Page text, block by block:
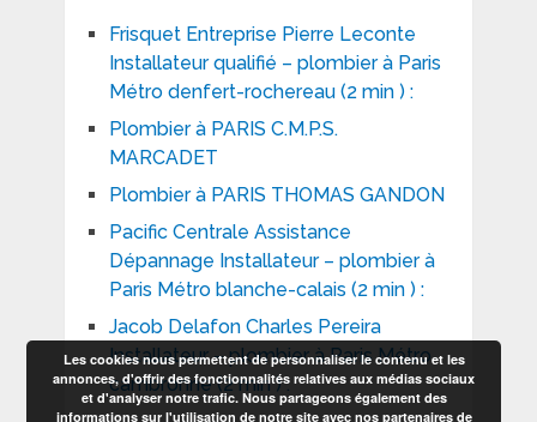
Frisquet Entreprise Pierre Leconte
Installateur qualifié – plombier à Paris
Métro denfert-rochereau (2 min ) :
Plombier à PARIS C.M.P.S.
MARCADET
Plombier à PARIS THOMAS GANDON
Pacific Centrale Assistance
Dépannage Installateur – plombier à
Paris Métro blanche-calais (2 min ) :
Jacob Delafon Charles Pereira
Installateur – plombier à Paris Métro
cambronne (2 min ) :
Les cookies nous permettent de personnaliser le contenu et les
annonces, d'offrir des fonctionnalités relatives aux médias sociaux
et d'analyser notre trafic. Nous partageons également des
informations sur l'utilisation de notre site avec nos partenaires de